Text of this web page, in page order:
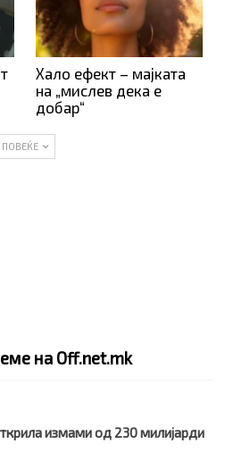
Хало ефект – мајката
на „мислев дека е
добар“
ПОВЕЌЕ
на Off.net.mk
измами од 230 милијарди